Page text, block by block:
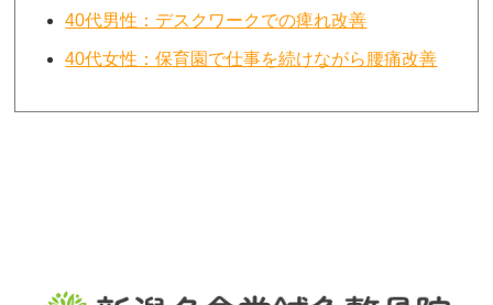
40代男性：デスクワークでの痺れ改善
40代女性：保育園で仕事を続けながら腰痛改善